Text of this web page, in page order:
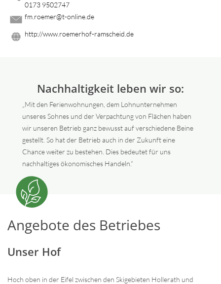
0173 9502747
fm.roemer@t-online.de
http://www.roemerhof-ramscheid.de
Nachhaltigkeit leben wir so:
„Mit den Ferienwohnungen, dem Lohnunternehmen
unseres Sohnes und der Verpachtung von Flächen haben
wir unseren Betrieb ganz bewusst auf verschiedene Beine
gestellt. So hat der Betrieb auch in der Zukunft eine
Chance weiter zu bestehen. Dies bedeutet für uns
nachhaltiges ökonomisches Handeln.“
Angebote des Betriebes
Unser Hof
Hoch oben in der Eifel zwischen den Skigebieten Hollerath und